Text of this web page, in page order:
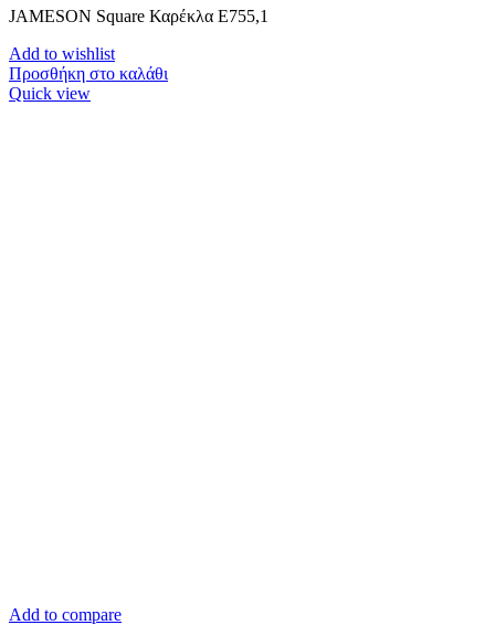
JAMESON Square Καρέκλα Ε755,1
Add to wishlist
Προσθήκη στο καλάθι
Quick view
Add to compare